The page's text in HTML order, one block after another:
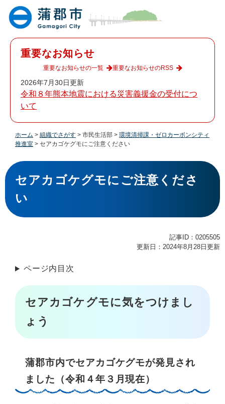
重要なお知らせ
2026年7月30日更新
令和８年熊本地震における災害義援金の受付につ
いて
重要なお知らせの一覧 重要なお知らせのRSS
ホーム > 組織でさがす > 市民生活部 > 環境清掃課・ゼロカーボンシティ
推進室 > セアカゴケグモにご注意ください
本
文
セアカゴケグモにご注意くださ
い
記事ID：0205505
更新日：2024年8月28日更新
ページ内目次
セアカゴケグモに気をつけまし
ょう
蒲郡市内でセアカゴケグモが発見され
ました（令和４年３月現在）